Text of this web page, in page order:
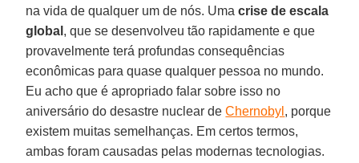
na vida de qualquer um de nós. Umacrise de escala
global , que se desenvolveu tão rapidamente e que
provavelmente terá profundas consequências
econômicas para quase qualquer pessoa no mundo.
Eu acho que é apropriado falar sobre isso no
aniversário do desastre nuclear deChernobyl , porque
existem muitas semelhanças. Em certos termos,
ambas foram causadas pelas modernas tecnologias.